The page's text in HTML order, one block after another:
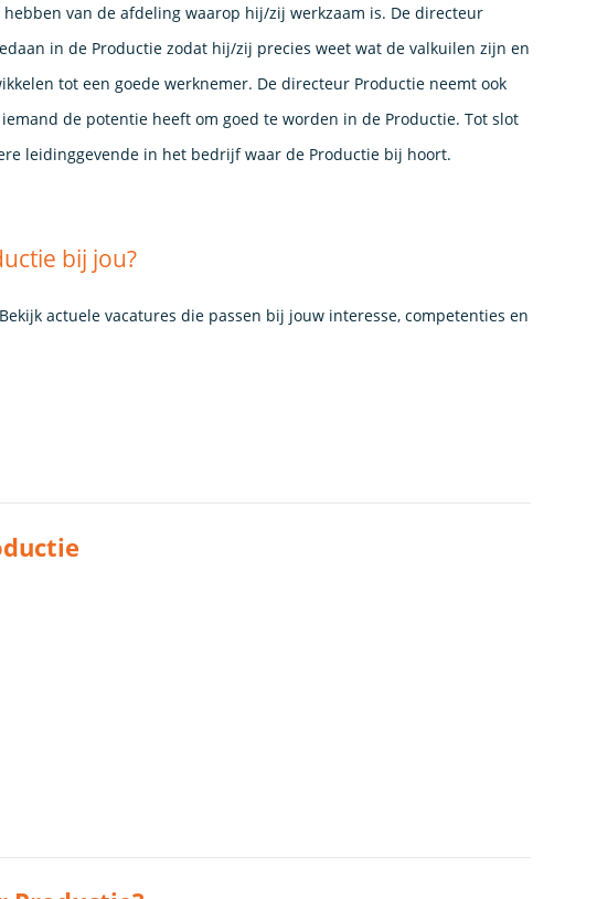
van de afdeling waarop hij/zij werkzaam is. De directeur
in de Productie zodat hij/zij precies weet wat de valkuilen zijn en
tot een goede werknemer. De directeur Productie neemt ook
de potentie heeft om goed te worden in de Productie. Tot slot
leidinggevende in het bedrijf waar de Productie bij hoort.
bij jou?
actuele vacatures die passen bij jouw interesse, competenties en